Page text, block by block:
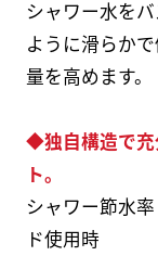
シャワー水を
ように滑らか
量を高めます。
◆独自構造で充
ト。
シャワー節水
ド使用時